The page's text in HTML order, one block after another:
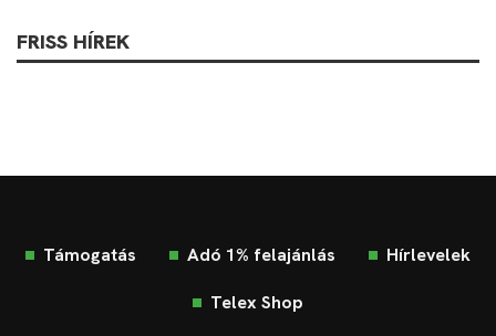
FRISS HÍREK
Támogatás Adó 1% felajánlás Hírlevelek
Telex Shop